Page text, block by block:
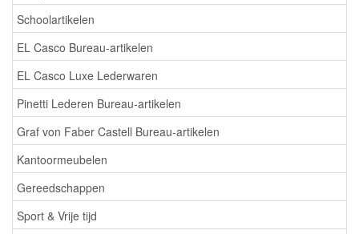
Schoolartikelen
EL Casco Bureau-artikelen
EL Casco Luxe Lederwaren
Pinetti Lederen Bureau-artikelen
Graf von Faber Castell Bureau-artikelen
Kantoormeubelen
Gereedschappen
Sport & Vrije tijd